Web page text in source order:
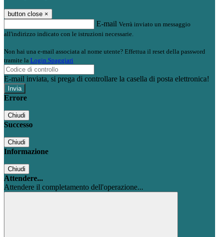
button close ×
E-mail Verrà inviato un messaggio
all'indirizzo indicato con le istruzioni necessarie.
Non hai una e-mail associata al nome utente? Effettua il reset della password
tramite la Login Spaggiari
E-mail inviata, si prega di controllare la casella di posta elettronica!
Errore
Chiudi
Successo
Chiudi
Informazione
Chiudi
Attendere...
Attendere il completamento dell'operazione...